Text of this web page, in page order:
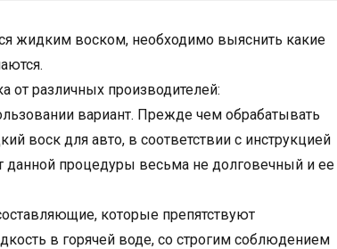
жидким воском, необходимо выяснить какие
от различных производителей:
вариант. Прежде чем обрабатывать
воск для авто, в соответствии с инструкцией
данной процедуры весьма не долговечный и ее
которые препятствуют
в горячей воде, со строгим соблюдением